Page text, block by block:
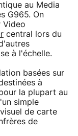
au Media
G965. On
Video
central lors du
à l'échelle.
basées sur
à
la plupart au
simple
de carte
de